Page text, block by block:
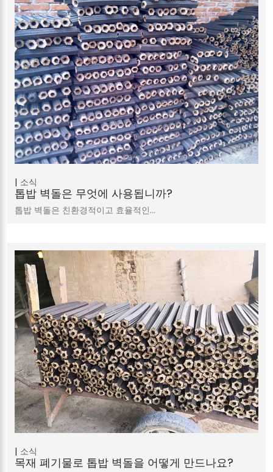
소식
톱밥 벽돌은 무엇에 사용됩니까?
톱밥 벽돌은 친환경적이고 효율적인…
소식
목재 폐기물로 톱밥 벽돌을 어떻게 만드나요?